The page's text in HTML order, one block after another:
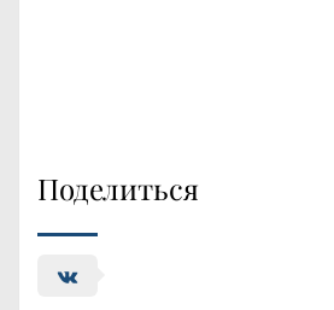
Поделиться